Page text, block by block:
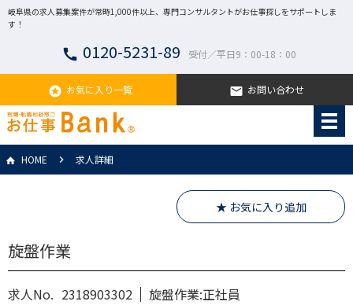
岐阜県の求人募集案件が常時1,000件以上、専門コンサルタントがお仕事探しをサポートしま
す！
call 0120-5231-89 受付／平日9：00-18：00
stars お気に入り一覧 email お問い合わせ
HOME 求人詳細
★ お気に入り追加
旋盤作業
求人No. 2318903302 旋盤作業:正社員